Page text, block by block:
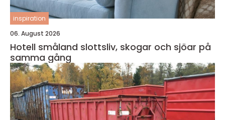
inspiration
06. August 2026
Hotell småland slottsliv, skogar och sjöar på
samma gång